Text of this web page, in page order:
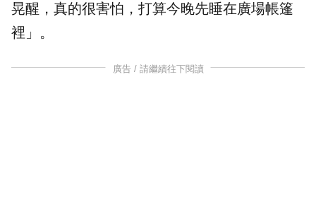
晃醒，真的很害怕，打算今晚先睡在廣場帳篷
裡」。
廣告 / 請繼續往下閱讀